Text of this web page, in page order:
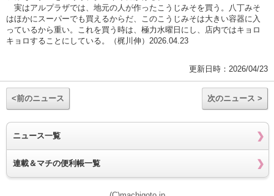
実はアルプラザでは、地元の人が作ったこうじみそを買う。八丁みそ
はほかにスーパーでも買えるからだ、このこうじみそは大きい容器に入
っているから重い。これを買う時は、極力水曜日にし、店内ではキョロ
キョロすることにしている。（梶川伸）2026.04.23
更新日時：2026/04/23
<前のニュース 次のニュース >
ニュース一覧
連載＆マチの便利帳一覧